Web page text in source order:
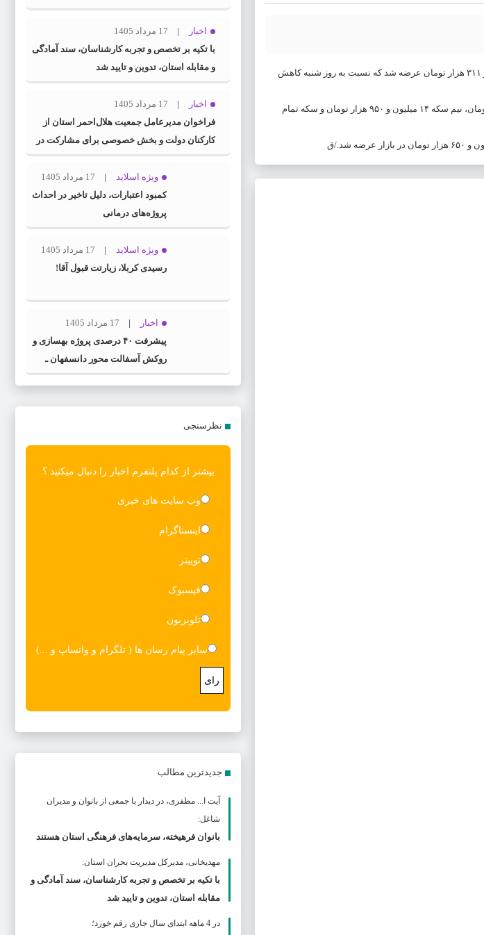
محمد فرج‌زاده در گفت‌وگو با ولایت اظهار داشت: ظهر روز گذشته، هر گرم طلای ۱۸ عیار در بازار با قیمت دو میلیون و ۳۱۱ هزار تومان عرضه شد که نسبت به روز شنبه کاهش
وی ادامه داد: در پی کاهش قیمت طلا، قیمت انواع سکه نیز کاهش یافت؛ به طوری که هر قطعه ربع سکه ده میلیون تومان، نیم سکه ۱۴ میلیون و ۹۵۰ هزار تومان و سکه تمام
اخبار
17 مرداد 1405
با تکیه بر تخصص و تجربه کارشناسان، سند آمادگی
و مقابله استان، تدوین و تایید شد
اخبار
17 مرداد 1405
فراخوان مدیرعامل جمعیت هلال‌احمر استان از
کارکنان دولت و بخش خصوصی برای مشارکت در
طرح ملی «سنا»
ویژه اسلاید
17 مرداد 1405
کمبود اعتبارات، دلیل تاخیر در احداث
پروژه‌های درمانی
ویژه اسلاید
17 مرداد 1405
رسیدی کربلا، زیارتت قبول آقا!
اخبار
17 مرداد 1405
پیشرفت ۴۰ درصدی پروژه بهسازی و
روکش آسفالت محور دانسفهان ـ
شامی‌شاپ ـ ضیاآباد
نظرسنجی
بیشتر از کدام پلتفرم اخبار را دنبال میکنید ؟
وب سایت های خبری
اینستاگرام
توییتر
فیسبوک
تلویزیون
سایر پیام رسان ها ( تلگرام و واتساپ و ...)
رای
جدیدترین مطالب
آیت ا... مظفری، در دیدار با جمعی از بانوان و مدیران
شاغل:
بانوان فرهیخته، سرمایه‌های فرهنگی استان هستند
مهدیخانی، مدیرکل مدیریت بحران استان:
با تکیه بر تخصص و تجربه کارشناسان، سند آمادگی و
مقابله استان، تدوین و تایید شد
در 4 ماهه ابتدای سال جاری رقم خورد؛